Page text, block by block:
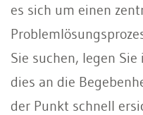
es sich um einen
Sie suchen, legen
dies an die
der Punkt schnell